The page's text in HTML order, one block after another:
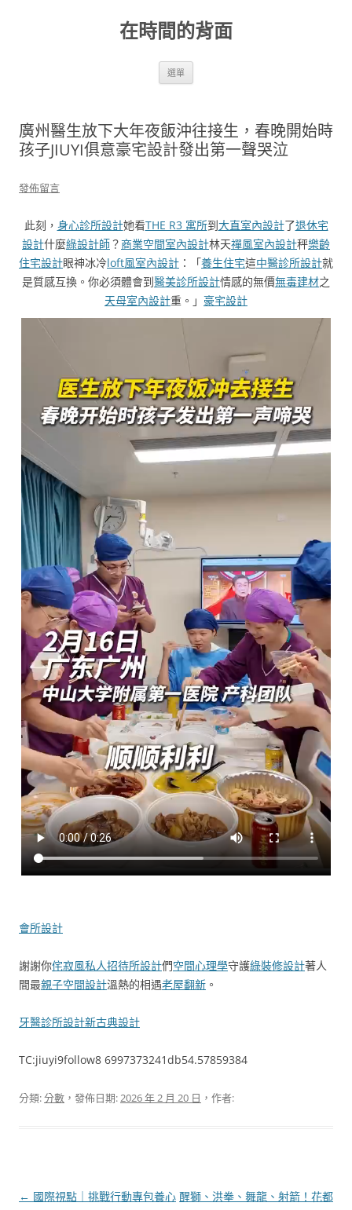
在時間的背面
選單
廣州醫生放下大年夜飯沖往接生，春晚開始時
孩子JIUYI俱意豪宅設計發出第一聲哭泣
發佈留言
此刻， 身心診所設計她看THE R3 寓所到大直室內設計了退休宅
設計什麼綠設計師？商業空間室內設計林天禪風室內設計秤樂齡
住宅設計眼神冰冷loft風室內設計 ：「養生住宅這中醫診所設計就
是質感互換。你必須體會到醫美診所設計情感的無價無毒建材之
天母室內設計重。」 豪宅設計
會所設計
謝謝你侘寂風私人招待所設計們空間心理學守護綠裝修設計著人
間最親子空間設計溫熱的相遇老屋翻新 。
牙醫診所設計新古典設計
TC:jiuyi9follow8 6997373241db54.57859384
分類:分數 ，發佈日期:2026 年 2 月 20 日 ，作者:
文
← 國際視點｜挑戰行動專包養心 醒獅、洪拳、舞龍、射箭！花都